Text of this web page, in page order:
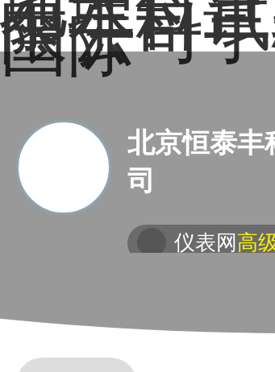
泰丰科
限公司
国际
北京恒泰丰
司
仪表网高